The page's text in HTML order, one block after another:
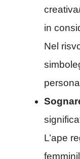
in
Nel
L’ape